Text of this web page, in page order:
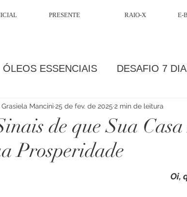
PRESENTE RAIO-X E-
ÓLEOS ESSENCIAIS DESAFIO 7
de que Sua
Prosperidade
Grasiela Mancini 25 de fev. de 2025 2 min de leitura
Oi,